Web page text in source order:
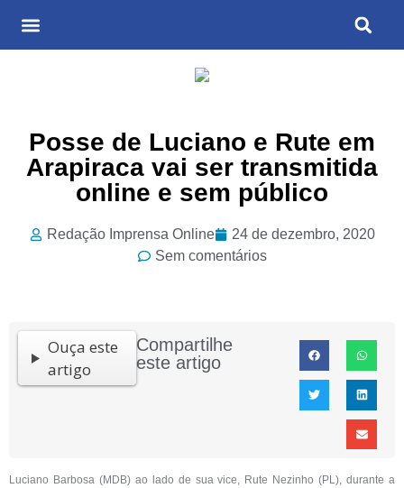
Posse de Luciano e Rute em
Arapiraca vai ser transmitida
online e sem público
Redação Imprensa Online
24 de dezembro, 2020
Sem comentários
Ouça este
artigo
Compartilhe
este artigo
Luciano Barbosa (MDB) ao lado de sua vice, Rute Nezinho (PL), durante a